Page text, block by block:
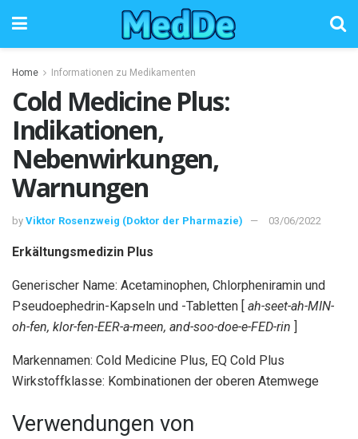
Home Informationen zu Medikamenten
Cold Medicine Plus:
Indikationen,
Nebenwirkungen,
Warnungen
by Viktor Rosenzweig (Doktor der Pharmazie) 03/06/2022
Erkältungsmedizin Plus
Generischer Name: Acetaminophen, Chlorpheniramin und
Pseudoephedrin-Kapseln und -Tabletten [ ah-seet-ah-MIN-
oh-fen, klor-fen-EER-a-meen, and-soo-doe-e-FED-rin ]
Markennamen: Cold Medicine Plus, EQ Cold Plus
Wirkstoffklasse: Kombinationen der oberen Atemwege
Verwendungen von